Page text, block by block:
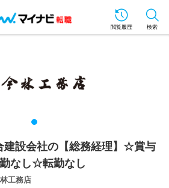
閲覧履歴 検索
建設会社の【総務経理】☆賞与
なし☆転勤なし
工務店